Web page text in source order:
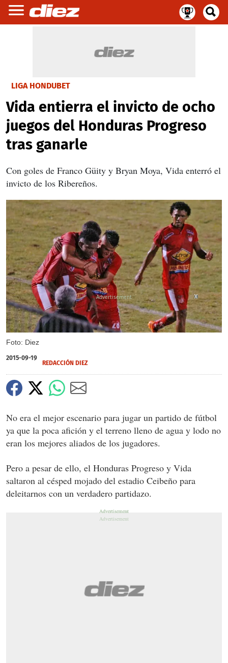
LIGA HONDUBET
Vida entierra el invicto de ocho
juegos del Honduras Progreso
tras ganarle
Con goles de Franco Güity y Bryan Moya, Vida enterró el
invicto de los Ribereños.
Foto: Diez
X
X
X
X
2015-09-19
REDACCIÓN DIEZ
No era el mejor escenario para jugar un partido de fútbol
ya que la poca afición y el terreno lleno de agua y lodo no
eran los mejores aliados de los jugadores.
Pero a pesar de ello, el Honduras Progreso y Vida
saltaron al césped mojado del estadio Ceibeño para
deleitarnos con un verdadero partidazo.